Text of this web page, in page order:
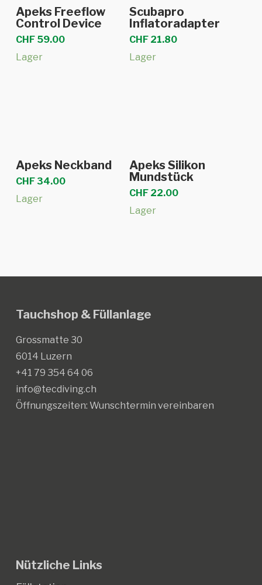
In den Warenkorb
Apeks Freeflow
Control Device
CHF59.00
Lager
In den Warenkorb
Scubapro
Inflatoradapter
CHF 21.80
Lager
In den Warenkorb
Apeks Neckband
CHF34.00
Lager
In den Warenkorb
Apeks Silikon
Mundstück
CHF 22.00
Lager
Tauchshop & Füllanlage
Grossmatte 30
6014 Luzern
+41 79 354 64 06
info@tecdiving.ch
Öffnungszeiten: Wunschtermin vereinbaren
Nützliche Links